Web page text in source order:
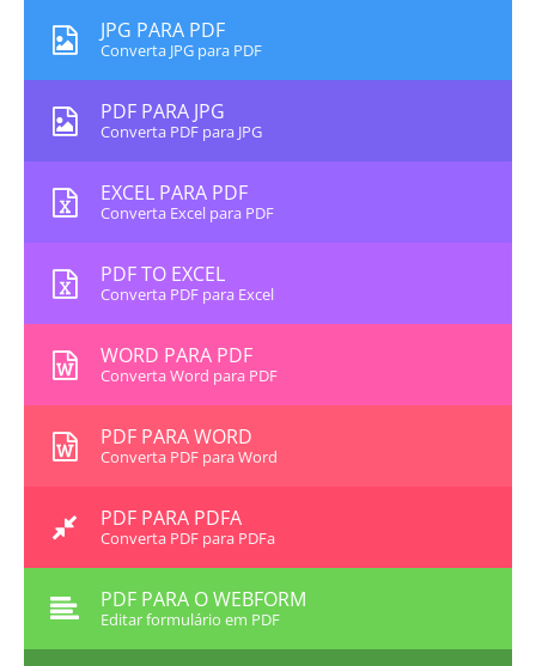
JPG PARA PDF
Converta JPG para PDF
PDF PARA JPG
Converta PDF para JPG
EXCEL PARA PDF
Converta Excel para PDF
PDF TO EXCEL
Converta PDF para Excel
WORD PARA PDF
Converta Word para PDF
PDF PARA WORD
Converta PDF para Word
PDF PARA PDFA
Converta PDF para PDFa
PDF PARA O WEBFORM
Editar formulário em PDF